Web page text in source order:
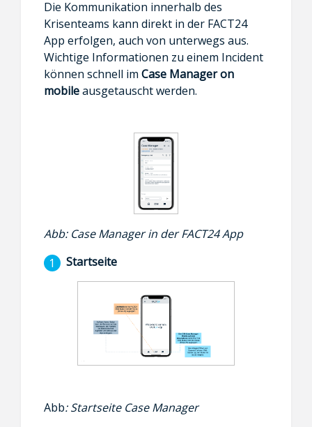
Die Kommunikation innerhalb des
Krisenteams kann direkt in der FACT24
App erfolgen, auch von unterwegs aus.
Wichtige Informationen zu einem Incident
können schnell im Case Manager on
mobileausgetauscht werden.
Abb: Case Manager in der FACT24 App
Startseite
Abb: Startseite Case Manager